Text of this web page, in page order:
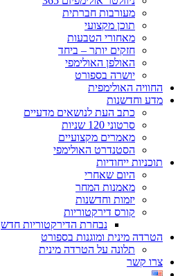
מעורבות חברתית
תוכן מקצועי
מאחורי הטבעות
חזקים יותר – ביחד
האולפן האולימפי
יושרה בספורט
החוויה האולימפית
מדע וחדשנות
כתב העת לנושאים מדעיים
סרטוני 120 שניות
מאמרים מקצועיים
הסטנדרט האולימפי
תוכניות ייחודיות
היום שאחרי
מאמנות המחר
יזמות וחדשנות
קורס דירקטוריות
נבחרת הדירקטוריות חדש
הטרדה מינית ומוגנות בספורט
תלונה על הטרדה מינית
צרו קשר